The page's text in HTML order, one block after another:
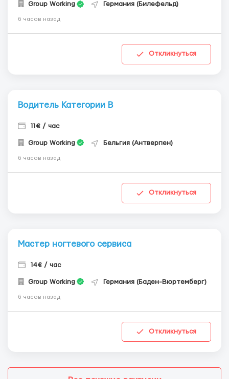
Group Working Германия (Билефельд)
6 часов назад
Откликнуться
Водитель Категории В
11€ / час
Group Working Бельгия (Антверпен)
6 часов назад
Откликнуться
Мастер ногтевого сервиса
14€ / час
Group Working Германия (Баден-Вюртемберг)
6 часов назад
Откликнуться